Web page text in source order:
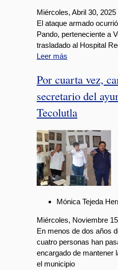
Miércoles, Abril 30, 2025
El ataque armado
Pando, perteneciente a
trasladado al Hospital
Leer más
Por cuarta vez,
secretario del
Tecolutla
Mónica Tejeda
Miércoles, Noviembre
En menos de dos años
cuatro personas han
encargado de mantener
el municipio